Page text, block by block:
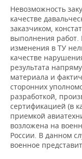
Невозможность
качестве
заказчиком,
выполнения
изменения в ТУ
качестве
результата
материала и
сторонних
разработкой,
сертификацией (в
приемкой
возложена на
России. В данном
военное